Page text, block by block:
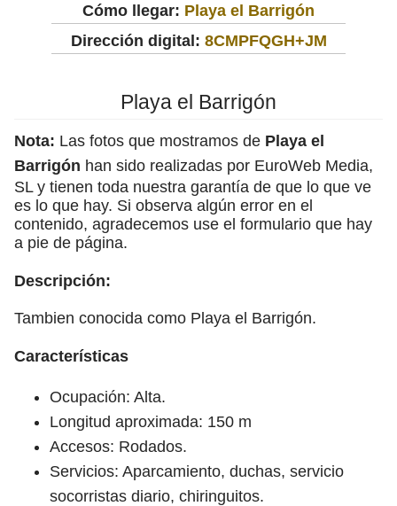
Cómo llegar: Playa el Barrigón
Dirección digital: 8CMPFQGH+JM
Playa el Barrigón
Nota: Las fotos que mostramos de Playa el
Barrigón han sido realizadas por EuroWeb Media,
SL y tienen toda nuestra garantía de que lo que ve
es lo que hay. Si observa algún error en el
contenido, agradecemos use el formulario que hay
a pie de página.
Descripción:
Tambien conocida como Playa el Barrigón.
Características
Ocupación: Alta.
Longitud aproximada: 150 m
Accesos: Rodados.
Servicios: Aparcamiento, duchas, servicio
socorristas diario, chiringuitos.